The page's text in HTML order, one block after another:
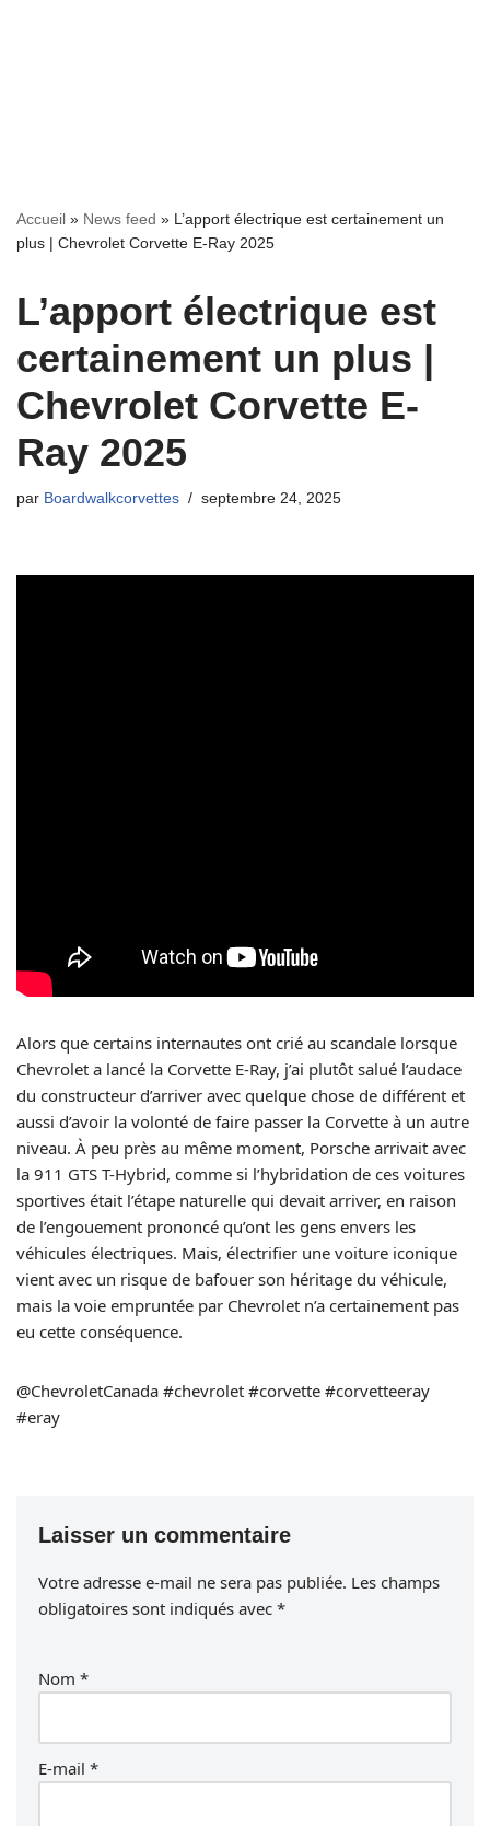
Accueil » News feed » L’apport électrique est certainement un
plus | Chevrolet Corvette E-Ray 2025
L’apport électrique est
certainement un plus |
Chevrolet Corvette E-
Ray 2025
par Boardwalkcorvettes septembre 24, 2025
Alors que certains internautes ont crié au scandale lorsque
Chevrolet a lancé la Corvette E-Ray, j’ai plutôt salué l’audace
du constructeur d’arriver avec quelque chose de différent et
aussi d’avoir la volonté de faire passer la Corvette à un autre
niveau. À peu près au même moment, Porsche arrivait avec
la 911 GTS T-Hybrid, comme si l’hybridation de ces voitures
sportives était l’étape naturelle qui devait arriver, en raison
de l’engouement prononcé qu’ont les gens envers les
véhicules électriques. Mais, électrifier une voiture iconique
vient avec un risque de bafouer son héritage du véhicule,
mais la voie empruntée par Chevrolet n’a certainement pas
eu cette conséquence.
@ChevroletCanada #chevrolet #corvette #corvetteeray
#eray
Laisser un commentaire
Votre adresse e-mail ne sera pas publiée. Les champs
obligatoires sont indiqués avec *
Nom *
E-mail *